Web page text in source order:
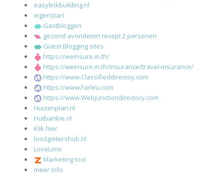
easylinkbuilding.nl
eigenstart
Gastbloggen
gezond avondeten recept 2 personen
Guest Blogging sites
https://weinsure.in.th/
https://weinsure.in.th/insurance/travel-insurance/
https://www.Classifieddirectoy.com
https://www.Farleu.com
https://www.Webjunctiondirectory.com
Huizenplan.nl
Hutbankie.nl
Klik hier
loodgietershub.nl
LoveLime
Marketing tool
meer info